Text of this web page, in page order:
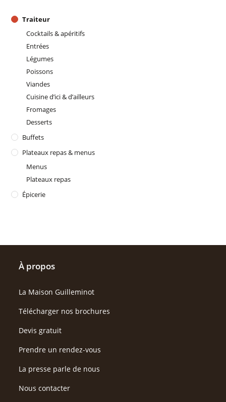
Traiteur
Cocktails & apéritifs
Entrées
Légumes
Poissons
Viandes
Cuisine d’ici & d’ailleurs
Fromages
Desserts
Buffets
Plateaux repas & menus
Menus
Plateaux repas
Épicerie
À propos
La Maison Guilleminot
Télécharger nos brochures
Devis gratuit
Prendre un rendez-vous
La presse parle de nous
Nous contacter